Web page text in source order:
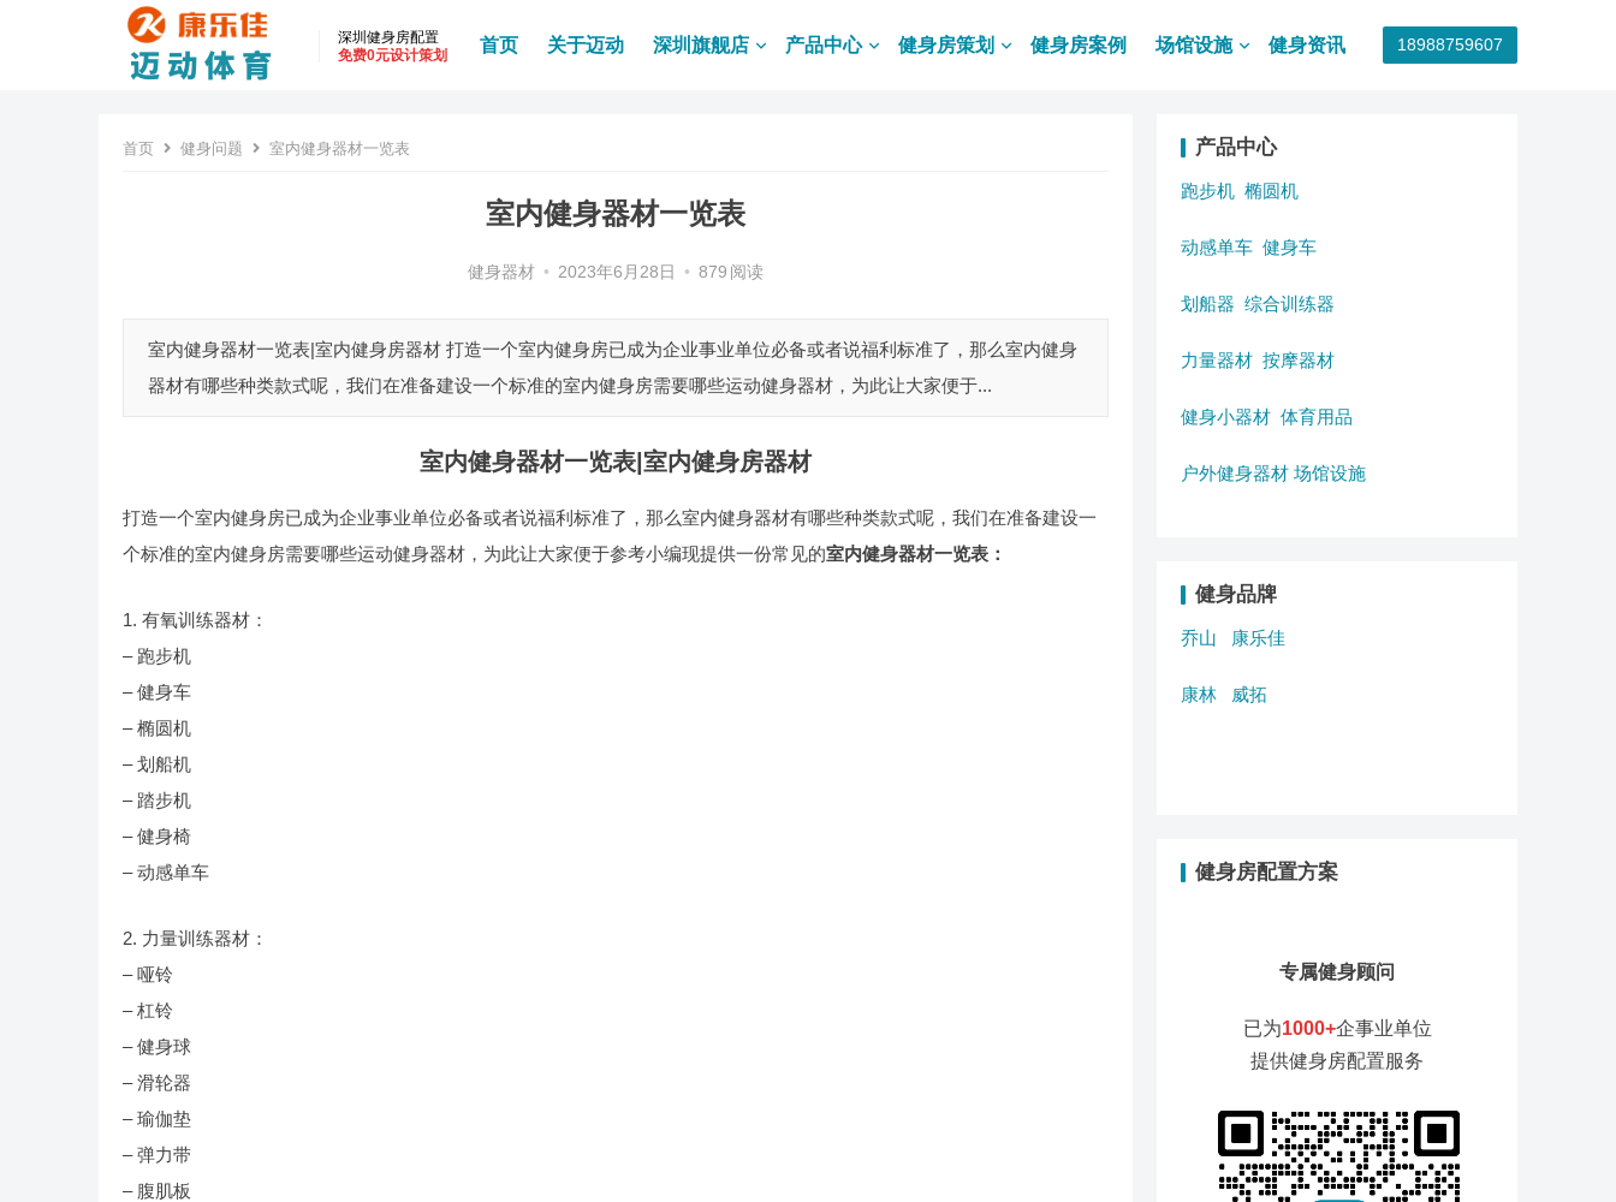
深圳健身房配置
免费0元设计策划
首页 关于迈动 深圳旗舰店 产品中心 健身房策划 健身房案例 场馆设施 健身资讯 18988759607
首页 健身问题 室内健身器材一览表
室内健身器材一览表
健身器材 • 2023年6月28日 • 879 阅读
室内健身器材一览表|室内健身房器材 打造一个室内健身房已成为企业事业单位必备或者说福利标准了，那么室内健身
器材有哪些种类款式呢，我们在准备建设一个标准的室内健身房需要哪些运动健身器材，为此让大家便于...
室内健身器材一览表|室内健身房器材
打造一个室内健身房已成为企业事业单位必备或者说福利标准了，那么室内健身器材有哪些种类款式呢，我们在准备建设一
个标准的室内健身房需要哪些运动健身器材，为此让大家便于参考小编现提供一份常见的室内健身器材一览表：
1. 有氧训练器材：
– 跑步机
– 健身车
– 椭圆机
– 划船机
– 踏步机
– 健身椅
– 动感单车
2. 力量训练器材：
– 哑铃
– 杠铃
– 健身球
– 滑轮器
– 瑜伽垫
– 弹力带
– 腹肌板
产品中心
跑步机 椭圆机
动感单车 健身车
划船器 综合训练器
力量器材 按摩器材
健身小器材 体育用品
户外健身器材 场馆设施
健身品牌
乔山 康乐佳
康林 威拓
健身房配置方案
专属健身顾问
已为1000+企事业单位
提供健身房配置服务